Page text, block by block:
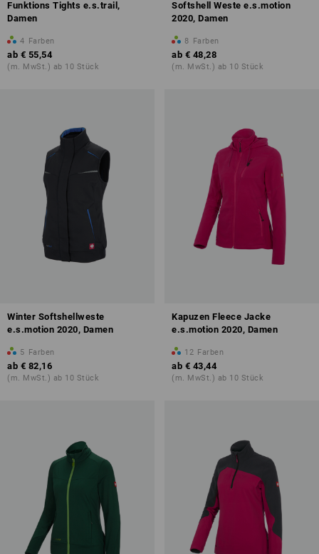
Funktions Tights e.s.trail,
Damen
4 Farben
ab € 55,54
(m. MwSt.) ab 10 Stück
Softshell Weste e.s.motion
2020, Damen
8 Farben
ab € 48,28
(m. MwSt.) ab 10 Stück
Winter Softshellweste
e.s.motion 2020, Damen
5 Farben
ab € 82,16
(m. MwSt.) ab 10 Stück
Kapuzen Fleece Jacke
e.s.motion 2020, Damen
12 Farben
ab € 43,44
(m. MwSt.) ab 10 Stück